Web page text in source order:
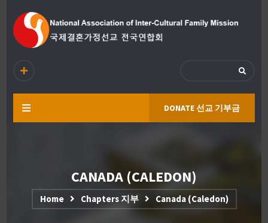
DONATE 선교 기부금
CANADA (CALEDON)
Home Chapters 지부 Canada (Caledon)